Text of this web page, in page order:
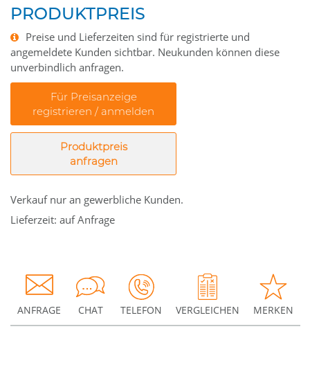
PRODUKTPREIS
Preise und Lieferzeiten sind für registrierte und
angemeldete Kunden sichtbar. Neukunden können diese
unverbindlich anfragen.
Für Preisanzeige
registrieren / anmelden
Produktpreis
anfragen
Verkauf nur an gewerbliche Kunden.
Lieferzeit: auf Anfrage
ANFRAGE CHAT TELEFON VERGLEICHEN MERKEN